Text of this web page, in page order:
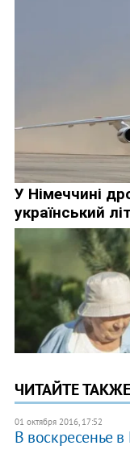
ЧИТАЙТЕ ТАКЖЕ
01 октября 2016, 17:52
В воскресенье